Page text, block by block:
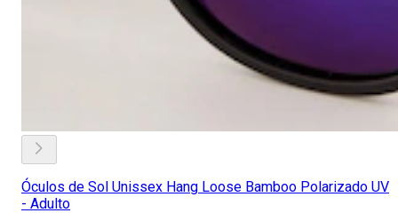
Óculos de Sol Unissex Hang Loose Bamboo Polarizado UV
- Adulto